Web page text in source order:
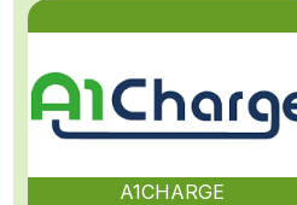
A1CHARGE